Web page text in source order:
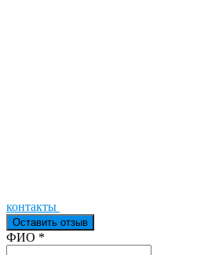
контакты
Оставить отзыв
Ваш отзыв был отправлен!
ФИО *